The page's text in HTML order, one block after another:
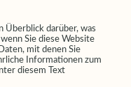
Überblick darüber, was
Sie diese Website
mit denen Sie
Informationen zum
diesem Text